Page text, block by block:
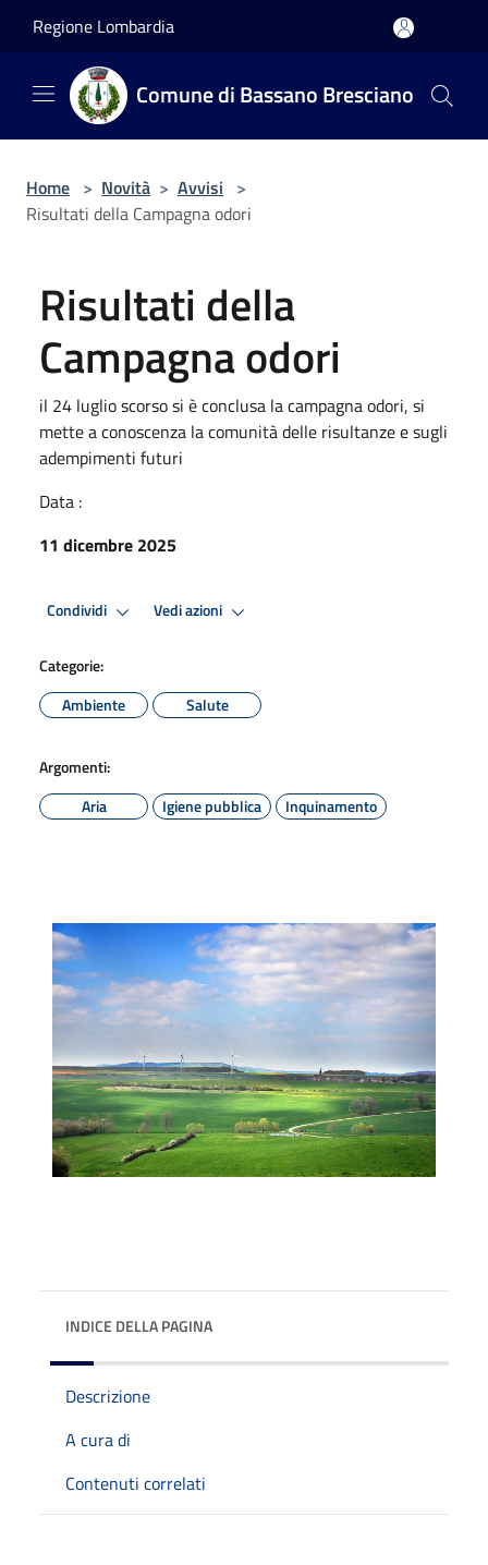
Regione Lombardia
Comune di Bassano Bresciano
Home > Novità > Avvisi >
Risultati della Campagna odori
Risultati della
Campagna odori
il 24 luglio scorso si è conclusa la campagna odori, si
mette a conoscenza la comunità delle risultanze e sugli
adempimenti futuri
Data :
11 dicembre 2025
Condividi Vedi azioni
Categorie:
Ambiente
Salute
Argomenti:
Aria
Igiene pubblica Inquinamento
INDICE DELLA PAGINA
Descrizione
A cura di
Contenuti correlati